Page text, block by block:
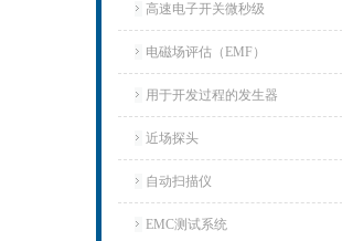
高速电子开关微秒级
电磁场评估（EMF）
用于开发过程的发生器
近场探头
自动扫描仪
EMC测试系统